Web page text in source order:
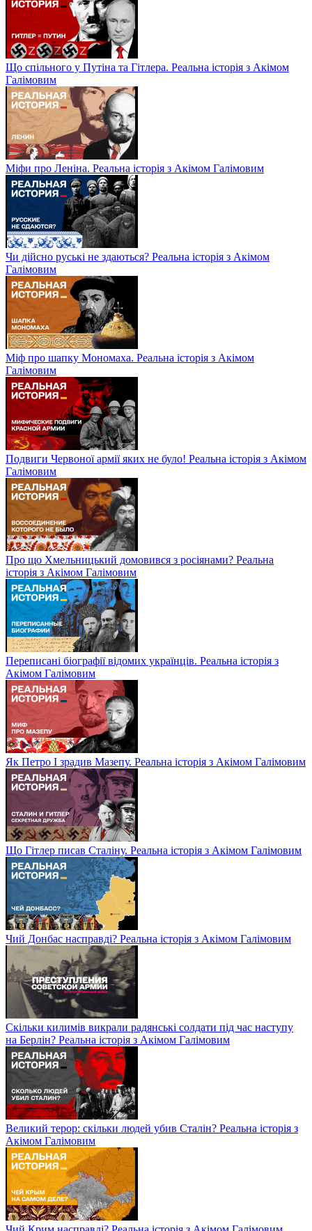
Що спільного у Путіна та Гітлера. Реальна історія з Акімом
Галімовим
Міфи про Леніна. Реальна історія з Акімом Галімовим
Чи дійсно руські не здаються? Реальна історія з Акімом
Галімовим
Міф про шапку Мономаха. Реальна історія з Акімом
Галімовим
Подвиги Червоної армії яких не було! Реальна історія з Акімом
Галімовим
Про що Хмельницький домовився з росіянами? Реальна
історія з Акімом Галімовим
Переписані біографії відомих українців. Реальна історія з
Акімом Галімовим
Як Петро І зрадив Мазепу. Реальна історія з Акімом Галімовим
Що Гітлер писав Сталіну. Реальна історія з Акімом Галімовим
Чий Донбас насправді? Реальна історія з Акімом Галімовим
Скільки килимів викрали радянські солдати під час наступу
на Берлін? Реальна історія з Акімом Галімовим
Великий терор: скільки людей убив Сталін? Реальна історія з
Акімом Галімовим